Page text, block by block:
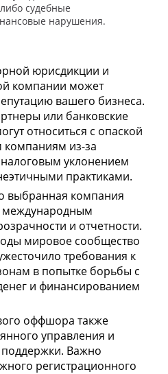
судебные
нарушения.
юрисдикции и
компании может
вашего бизнеса.
или банковские
относиться с опаской
из-за
уклонением
практиками.
выбранная компания
международным
и отчетности.
мировое сообщество
требования к
в попытке борьбы с
и финансированием
оффшора также
управления и
Важно
регистрационного